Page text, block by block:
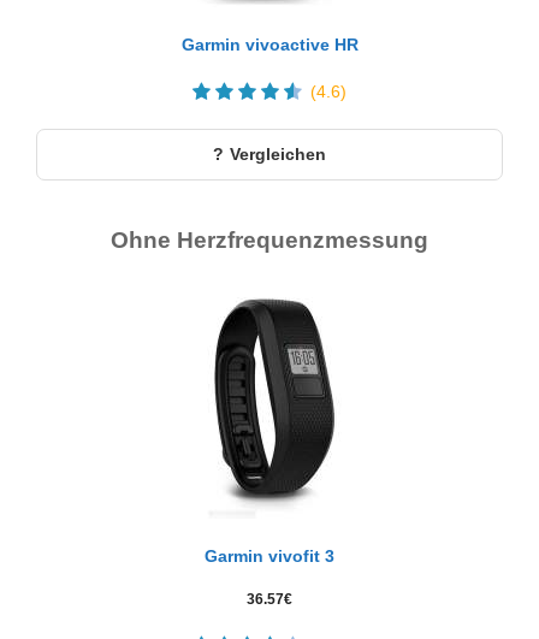
Garmin vivoactive HR
(4.6)
Vergleichen
Ohne Herzfrequenzmessung
Garmin vivofit 3
36.57€